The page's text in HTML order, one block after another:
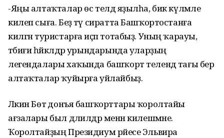
-Яңы алтаҡталар өс телдә яҙылһа, бик күләмле
килеп сыға. Беҙ тәү сиратта Башҡортостанға
килгән туристарға иҫәп тотабыҙ. Уның ҡарауы,
тәбиғи һәйкәлдәр урындарында уларҙың
легендалары хаҡында башҡорт телендә тағы бер
алтаҡталар ҡуйырға уйлайбыҙ.
Ләкин Бөтә донъя башҡорттары ҡоролтайы
ағзалары был дәлилдәр менән килешмәне.
Ҡоролтайҙың Президиум рәйесе Эльвира